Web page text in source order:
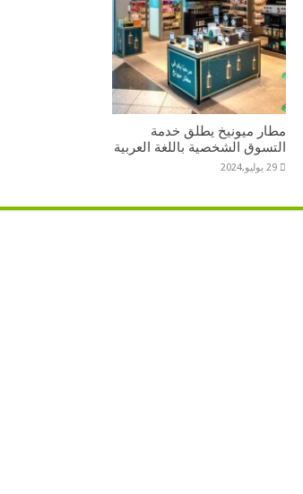
مطار ميونيخ يطلق خدمة
التسوق الشخصية باللغة العربية
29 يوليو,2024